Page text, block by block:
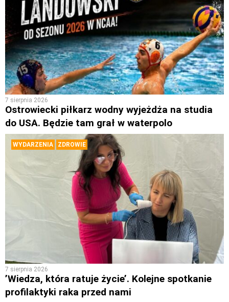
7 sierpnia 2026
Ostrowiecki piłkarz wodny wyjeżdża na studia
do USA. Będzie tam grał w waterpolo
WYDARZENIA ZDROWIE
7 sierpnia 2026
’Wiedza, która ratuje życie’. Kolejne spotkanie
profilaktyki raka przed nami